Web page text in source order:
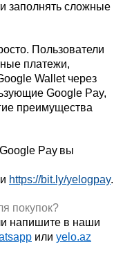
заполнять сложные
Пользователи
платежи,
Wallet через
Google Pay,
преимущества
Google Pay вы
https://bit. ly/yelogpay.
покупок?
напишите в наши
или yelo.az